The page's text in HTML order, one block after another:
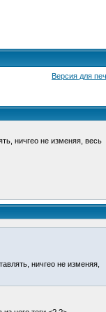
Версия для
ничгео не изменяя, весь
ничгео не изменяя,